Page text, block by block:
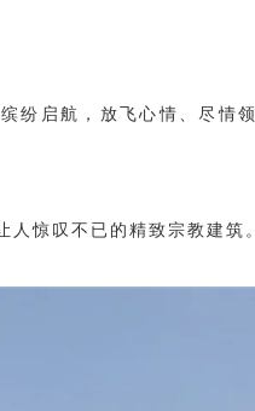
启航，放飞心情、尽情
惊叹不已的精致宗教建筑。